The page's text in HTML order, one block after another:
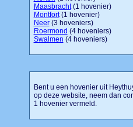
Maasbracht(1 hovenier)
Montfort(1 hovenier)
Neer(3 hoveniers)
Roermond (4 hoveniers)
Swalmen (4 hoveniers)
Bent u een hovenier uit
op deze website, neem dan
1 hovenier vermeld.